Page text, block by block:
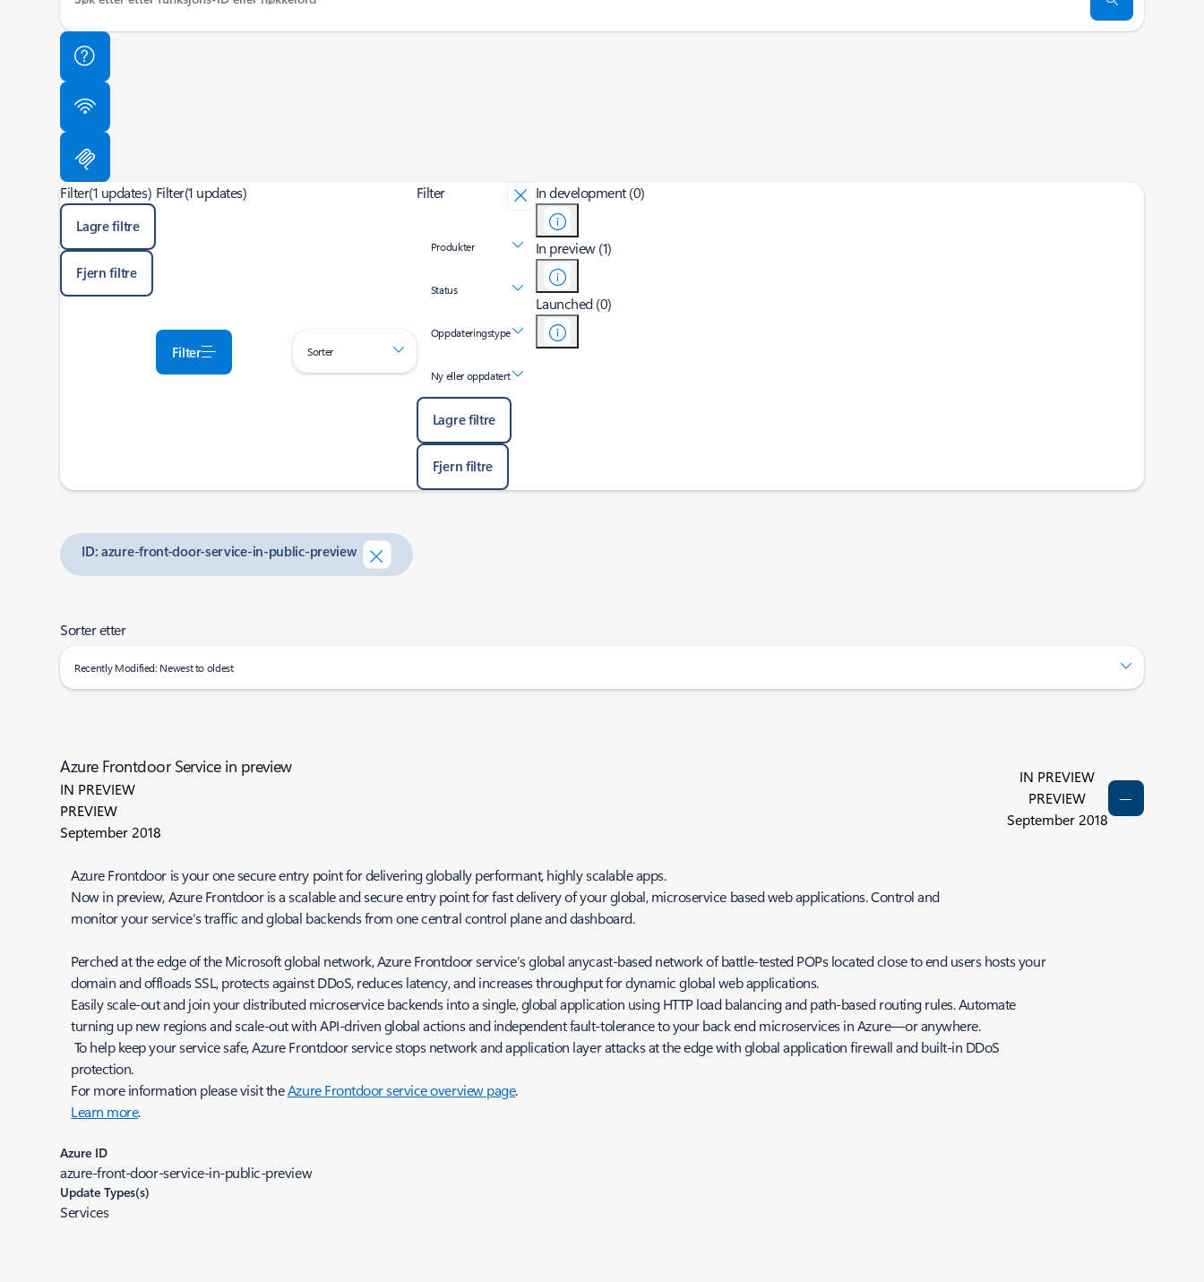
Filter(1 updates)
Lagre filtre
Fjern filtre
Filter(1 updates)
Filter Sorter
Filter
Produkter
Status
Oppdateringstype
Ny eller oppdatert
Lagre filtre
Fjern filtre
In development (0)
In preview (1)
Launched (0)
ID: azure-front-door-service-in-public-preview
Sorter etter
Recently Modified: Newest to oldest
Azure Frontdoor Service in preview
IN PREVIEW
PREVIEW
September 2018
IN PREVIEW
PREVIEW
September 2018
Azure Frontdoor is your one secure entry point for delivering globally performant, highly scalable apps.
Now in preview, Azure Frontdoor is a scalable and secure entry point for fast delivery of your global, microservice based web applications. Control and
monitor your service’s traffic and global backends from one central control plane and dashboard.
Perched at the edge of the Microsoft global network, Azure Frontdoor service’s global anycast-based network of battle-tested POPs located close to end users hosts your
domain and offloads SSL, protects against DDoS, reduces latency, and increases throughput for dynamic global web applications.
Easily scale-out and join your distributed microservice backends into a single, global application using HTTP load balancing and path-based routing rules. Automate
turning up new regions and scale-out with API-driven global actions and independent fault-tolerance to your back end microservices in Azure—or anywhere.
To help keep your service safe, Azure Frontdoor service stops network and application layer attacks at the edge with global application firewall and built-in DDoS
protection.
For more information please visit theAzure Frontdoor service overview page.
Learn more.
Azure ID
azure-front-door-service-in-public-preview
Update Types(s)
Services